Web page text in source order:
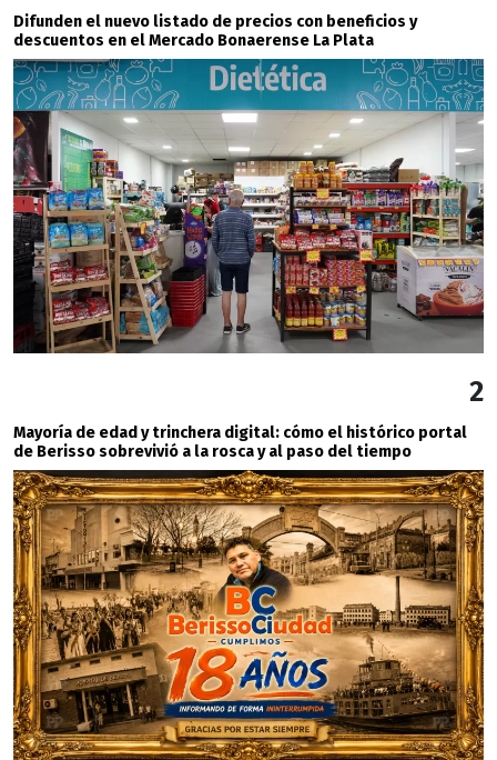
Difunden el nuevo listado de precios con beneficios y
descuentos en el Mercado Bonaerense La Plata
2
Mayoría de edad y trinchera digital: cómo el histórico portal
de Berisso sobrevivió a la rosca y al paso del tiempo